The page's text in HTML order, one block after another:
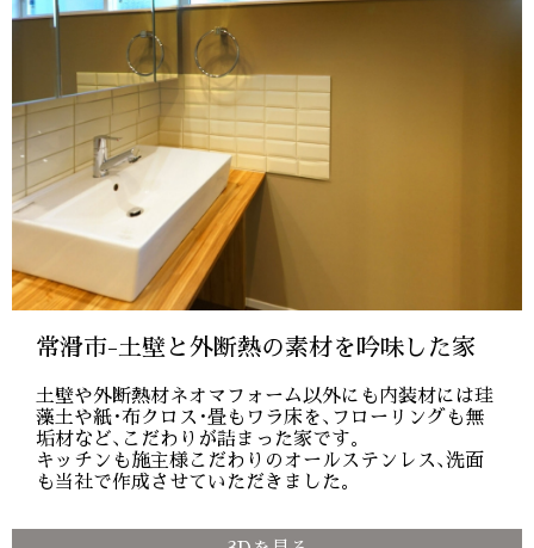
常滑市-土壁と外断熱の素材を吟味した家
土壁や外断熱材ネオマフォーム以外にも内装材には珪
藻土や紙･布クロス･畳もワラ床を､フローリングも無
垢材など､こだわりが詰まった家です｡
キッチンも施主様こだわりのオールステンレス､洗面
も当社で作成させていただきました｡